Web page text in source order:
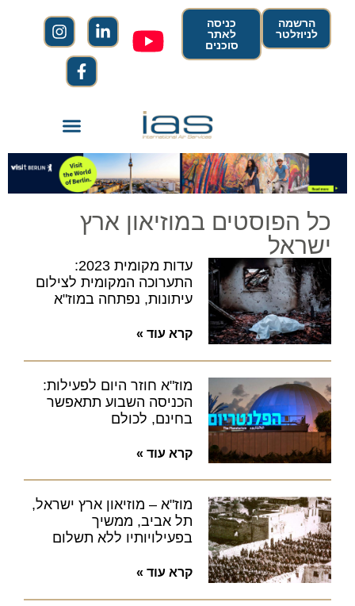
הרשמה
לניוזלטר
כניסה
לאתר
סוכנים
כל הפוסטים במוזיאון ארץ
ישראל
עדות מקומית 2023:
התערוכה המקומית לצילום
עיתונות, נפתחה במוז"א
קרא עוד »
מוז"א חוזר היום לפעילות:
הכניסה השבוע תתאפשר
בחינם, לכולם
קרא עוד »
מוז"א – מוזיאון ארץ ישראל,
תל אביב, ממשיך
בפעילויותיו ללא תשלום
קרא עוד »